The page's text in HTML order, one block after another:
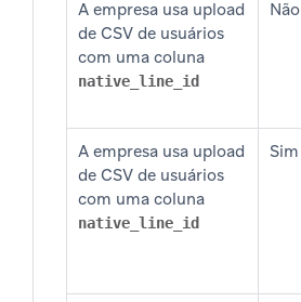
A empresa usa upload
de CSV de usuários
com uma coluna
native_line_id
Não
A empresa usa upload
de CSV de usuários
com uma coluna
native_line_id
Sim